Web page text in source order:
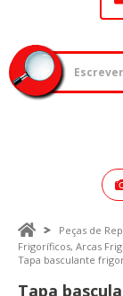
Peças de
Frigoríficos, Arcas
Tapa basculante
Tapa